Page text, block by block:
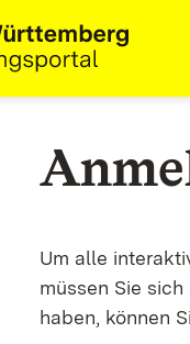
Um alle
müssen Sie
haben, können